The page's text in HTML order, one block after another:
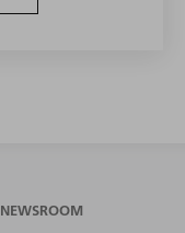
NEWSROOM